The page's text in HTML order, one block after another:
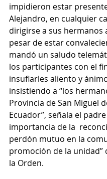
impidieron estar
Alejandro, en cualquier
dirigirse a sus hermanos
pesar de estar
mandó un saludo
los participantes con el
insuflarles aliento y
insistiendo a “los
Provincia de San Miguel
Ecuador”, señala el padre
importancia de la
perdón mutuo en la
promoción de la unidad”
la Orden.